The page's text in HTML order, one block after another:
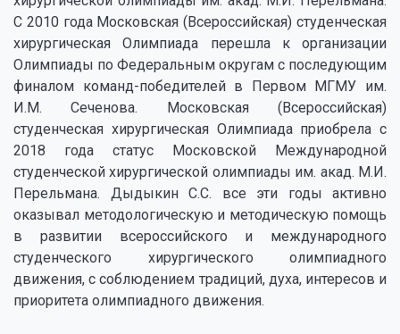
С 2010 года Московская (Всероссийская) студенческая
хирургическая Олимпиада перешла к организации
Олимпиады по Федеральным округам с последующим
финалом команд-победителей в Первом МГМУ им.
И.М. Сеченова. Московская (Всероссийская)
студенческая хирургическая Олимпиада приобрела с
2018 года статус Московской Международной
студенческой хирургической олимпиады им. акад. М.И.
Перельмана. Дыдыкин С.С. все эти годы активно
оказывал методологическую и методическую помощь
в развитии всероссийского и международного
студенческого хирургического олимпиадного
движения, с соблюдением традиций, духа, интересов и
приоритета олимпиадного движения.